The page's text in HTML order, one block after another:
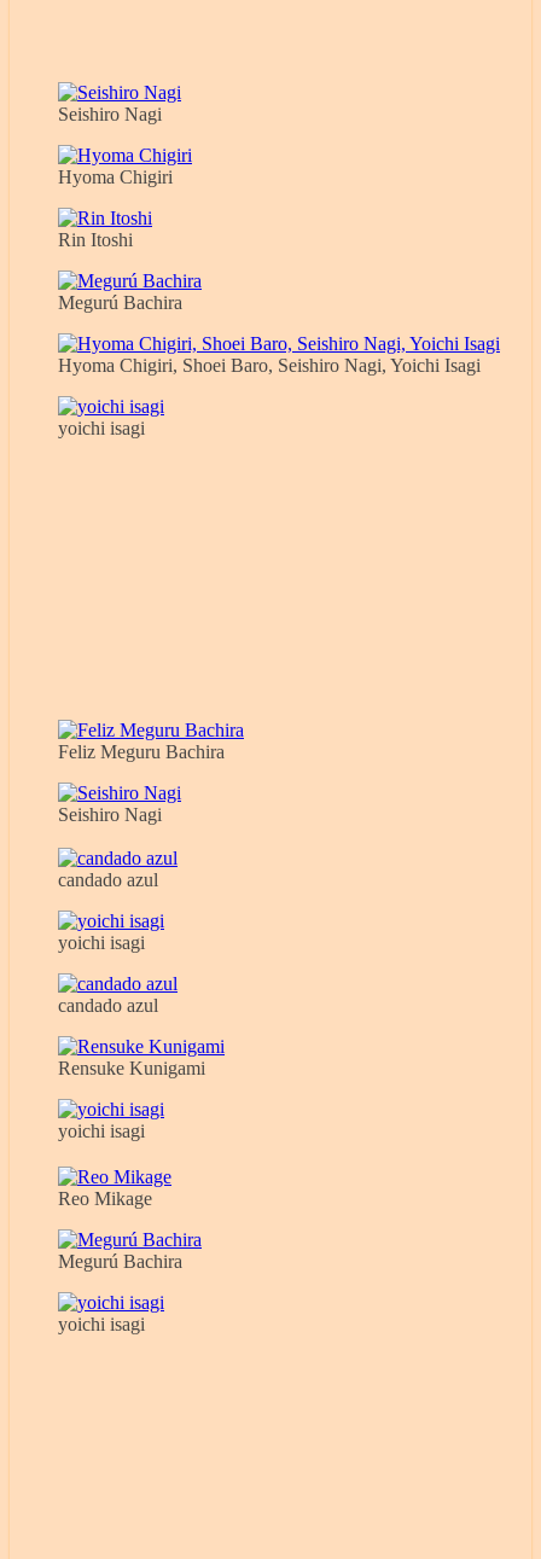
Seishiro Nagi
Hyoma Chigiri
Rin Itoshi
Megurú Bachira
Hyoma Chigiri, Shoei Baro, Seishiro Nagi, Yoichi Isagi
yoichi isagi
Feliz Meguru Bachira
Seishiro Nagi
candado azul
yoichi isagi
candado azul
Rensuke Kunigami
yoichi isagi
Reo Mikage
Megurú Bachira
yoichi isagi